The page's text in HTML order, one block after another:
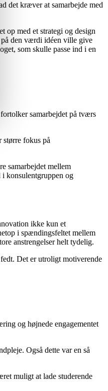
det kræver at samarbejde med
op med et strategi og design
den værdi idéen ville give
som skulle passe ind i en
samarbejdet på tværs
større fokus på
samarbejdet mellem
i konsulentgruppen og
ikke kun et
i spændingsfeltet mellem
anstrengelser helt tydelig.
Det er utroligt motiverende
og højnede engagementet
Også dette var en så
muligt at lade studerende